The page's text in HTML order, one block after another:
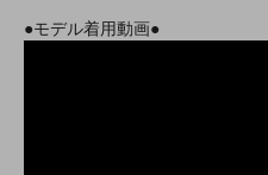
●モデル着用動画●